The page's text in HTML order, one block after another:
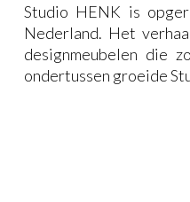
Studio HENK is
Nederland. Het
designmeubelen die
ondertussen groeide